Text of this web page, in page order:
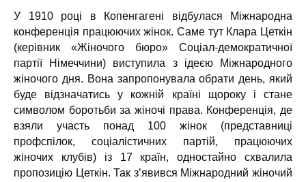
У 1910 році в Копенгагені відбулася Міжнародна
конференція працюючих жінок. Саме тут Клара Цеткін
(керівник «Жіночого бюро» Соціал-демократичної
партії Німеччини) виступила з ідеєю Міжнародного
жіночого дня. Вона запропонувала обрати день, який
буде відзначатись у кожній країні щороку і стане
символом боротьби за жіночі права. Конференція, де
взяли участь понад 100 жінок (представниці
профспілок, соціалістичних партій, працюючих
жіночих клубів) із 17 країн, одностайно схвалила
пропозицію Цеткін. Так з’явився Міжнародний жіночий